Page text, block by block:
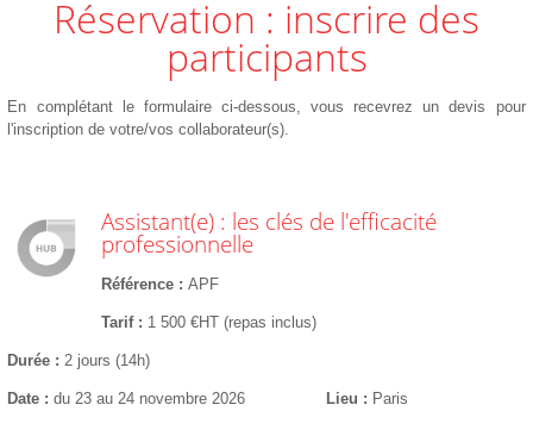
Réservation : inscrire des
participants
En complétant le formulaire ci-dessous, vous recevrez un devis pour
l'inscription de votre/vos collaborateur(s).
Assistant(e) : les clés de l'efficacité
professionnelle
Référence APF
Tarif 1 500 €HT (repas inclus)
Durée 2 jours (14h)
Date du 23 au 24 novembre 2026 Lieu Paris